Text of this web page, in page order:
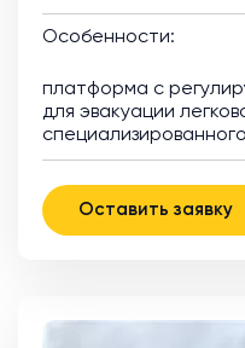
Особенности:
платформа с
для эвакуации
Оставить заявку